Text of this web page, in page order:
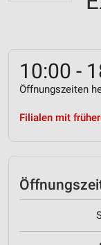
10:00 -
Öffnungszeiten
Filialen mit